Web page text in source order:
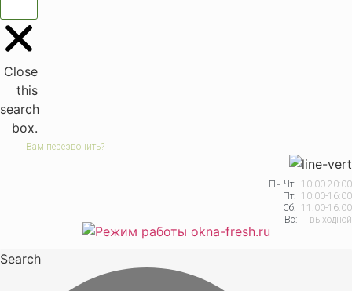
Close
this
search
box.
Вам перезвонить?
Пн-Чт: 10:00-20:00
Пт: 10:00-16:00
Сб: 11:00-16:00
Вс: выходной
Search